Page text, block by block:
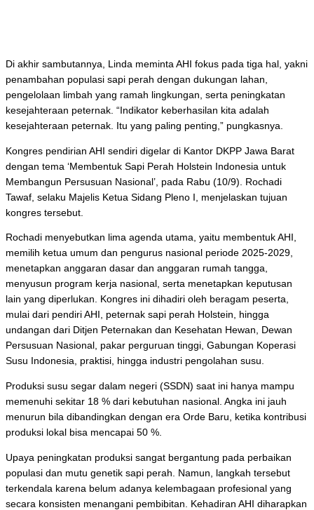
Di akhir sambutannya, Linda meminta AHI fokus pada tiga hal, yakni
penambahan populasi sapi perah dengan dukungan lahan,
pengelolaan limbah yang ramah lingkungan, serta peningkatan
kesejahteraan peternak. “Indikator keberhasilan kita adalah
kesejahteraan peternak. Itu yang paling penting,” pungkasnya.
Kongres pendirian AHI sendiri digelar di Kantor DKPP Jawa Barat
dengan tema ‘Membentuk Sapi Perah Holstein Indonesia untuk
Membangun Persusuan Nasional’, pada Rabu (10/9). Rochadi
Tawaf, selaku Majelis Ketua Sidang Pleno I, menjelaskan tujuan
kongres tersebut.
Rochadi menyebutkan lima agenda utama, yaitu membentuk AHI,
memilih ketua umum dan pengurus nasional periode 2025-2029,
menetapkan anggaran dasar dan anggaran rumah tangga,
menyusun program kerja nasional, serta menetapkan keputusan
lain yang diperlukan. Kongres ini dihadiri oleh beragam peserta,
mulai dari pendiri AHI, peternak sapi perah Holstein, hingga
undangan dari Ditjen Peternakan dan Kesehatan Hewan, Dewan
Persusuan Nasional, pakar perguruan tinggi, Gabungan Koperasi
Susu Indonesia, praktisi, hingga industri pengolahan susu.
Produksi susu segar dalam negeri (SSDN) saat ini hanya mampu
memenuhi sekitar 18 % dari kebutuhan nasional. Angka ini jauh
menurun bila dibandingkan dengan era Orde Baru, ketika kontribusi
produksi lokal bisa mencapai 50 %.
Upaya peningkatan produksi sangat bergantung pada perbaikan
populasi dan mutu genetik sapi perah. Namun, langkah tersebut
terkendala karena belum adanya kelembagaan profesional yang
secara konsisten menangani pembibitan. Kehadiran AHI diharapkan